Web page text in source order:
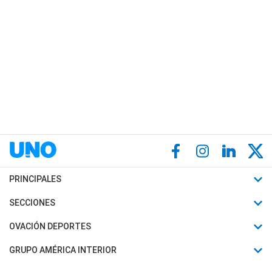
PRINCIPALES
Últimas Noticias
Política
SECCIONES
Horóscopo
Motores
OVACIÓN DEPORTES
Fútbol
GRUPO AMÉRICA INTERIOR